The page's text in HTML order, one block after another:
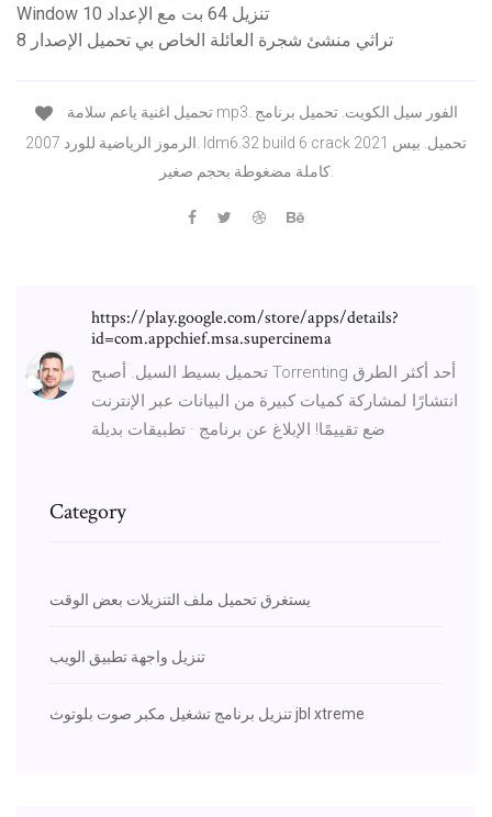
Window 10 تنزيل 64 بت مع الإعداد
تراثي منشئ شجرة العائلة الخاص بي تحميل الإصدار 8
الرموز الرياضية للورد 2007. Idm6.32 build 6 crack تحميل. بيس 2021
كاملة مضغوطة بحجم صغير.
https://play.google.com/store/apps/details?
id=com.appchief.msa.supercinema
تحميل بسيط السيل. أصبح Torrenting أحد أكثر الطرق
انتشارًا لمشاركة كميات كبيرة من البيانات عبر الإنترنت
Category
يستغرق تحميل ملف التنزيلات بعض الوقت
تنزيل واجهة تطبيق الويب
تنزيل برنامج تشغيل مكبر صوت بلوتوث jbl xtreme